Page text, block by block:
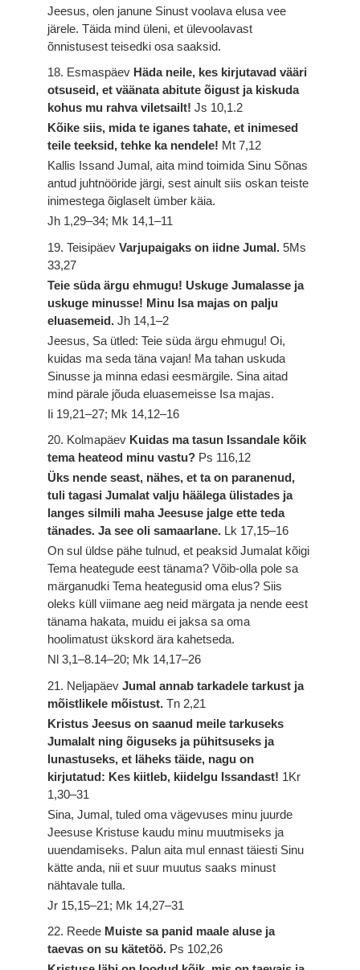
Jeesus, olen janune Sinust voolava elusa vee
järele. Täida mind üleni, et ülevoolavast
õnnistusest teisedki osa saaksid.
18. Esmaspäev Häda neile, kes kirjutavad vääri
otsuseid, et väänata abitute õigust ja kiskuda
kohus mu rahva viletsailt!Js 10,1.2
Kõike siis, mida te iganes tahate, et inimesed
teile teeksid, tehke ka nendele! Mt 7,12
Kallis Issand Jumal, aita mind toimida Sinu Sõnas
antud juhtnööride järgi, sest ainult siis oskan teiste
inimestega õiglaselt ümber käia.
Jh 1,29–34; Mk 14,1–11
19. TeisipäevVarjupaigaks on iidne Jumal.5Ms
33,27
Teie süda ärgu ehmugu! Uskuge Jumalasse ja
uskuge minusse! Minu Isa majas on palju
eluasemeid.Jh 14,1–2
Jeesus, Sa ütled: Teie süda ärgu ehmugu! Oi,
kuidas ma seda täna vajan! Ma tahan uskuda
Sinusse ja minna edasi eesmärgile. Sina aitad
mind pärale jõuda eluasemeisse Isa majas.
Ii 19,21–27; Mk 14,12–16
20. Kolmapäev Kuidas ma tasun Issandale kõik
tema heateod minu vastu? Ps 116,12
Üks nende seast, nähes, et ta on paranenud,
tuli tagasi Jumalat valju häälega ülistades ja
langes silmili maha Jeesuse jalge ette teda
tänades. Ja see oli samaarlane. Lk 17,15–16
On sul üldse pähe tulnud, et peaksid Jumalat kõigi
Tema heategude eest tänama? Võib-olla pole sa
märganudki Tema heategusid oma elus? Siis
oleks küll viimane aeg neid märgata ja nende eest
tänama hakata, muidu ei jaksa sa oma
hoolimatust ükskord ära kahetseda.
Nl 3,1–8.14–20; Mk 14,17–26
21. NeljapäevJumal annab tarkadele tarkust ja
mõistlikele mõistust.Tn 2,21
Kristus Jeesus on saanud meile tarkuseks
Jumalalt ning õiguseks ja pühitsuseks ja
lunastuseks, et läheks täide, nagu on
kirjutatud: Kes kiitleb, kiidelgu Issandast! 1Kr
1,30–31
Sina, Jumal, tuled oma vägevuses minu juurde
Jeesuse Kristuse kaudu minu muutmiseks ja
uuendamiseks. Palun aita mul ennast täiesti Sinu
kätte anda, nii et suur muutus saaks minust
nähtavale tulla.
Jr 15,15–21; Mk 14,27–31
22. Reede Muiste sa panid maale aluse ja
taevas on su kätetöö. Ps 102,26